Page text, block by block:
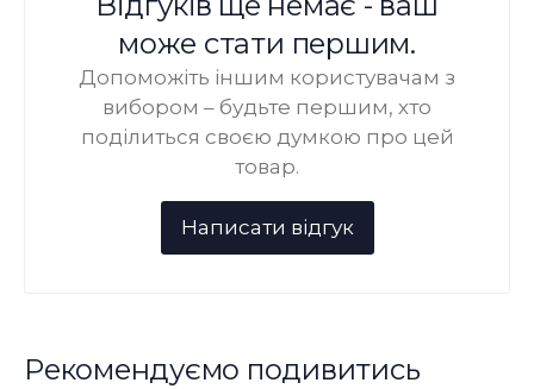
може стати першим.
Допоможіть іншим користувачам з
вибором – будьте першим, хто
поділиться своєю думкою про цей
товар.
Рекомендуємо подивитись